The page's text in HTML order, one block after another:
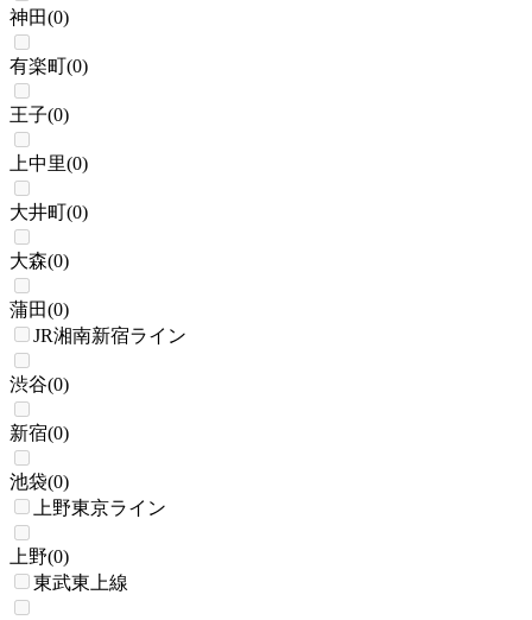
神田(0)
有楽町(0)
王子(0)
上中里(0)
大井町(0)
大森(0)
蒲田(0)
JR湘南新宿ライン
渋谷(0)
新宿(0)
池袋(0)
上野東京ライン
上野(0)
東武東上線